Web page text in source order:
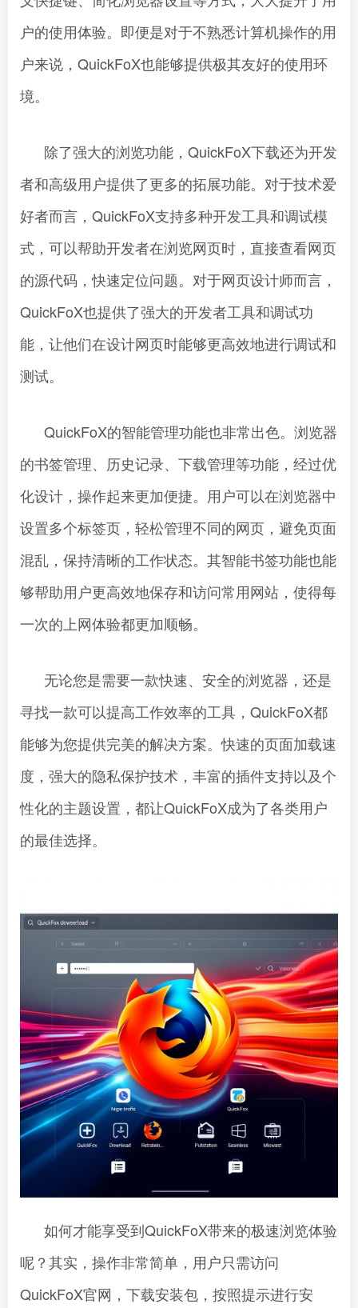
户的使用体验。即便是对于不熟悉计算机操作的用
户来说，QuickFoX也能够提供极其友好的使用环
境。
除了强大的浏览功能，QuickFoX下载还为开发
者和高级用户提供了更多的拓展功能。对于技术爱
好者而言，QuickFoX支持多种开发工具和调试模
式，可以帮助开发者在浏览网页时，直接查看网页
的源代码，快速定位问题。对于网页设计师而言，
QuickFoX也提供了强大的开发者工具和调试功
能，让他们在设计网页时能够更高效地进行调试和
测试。
QuickFoX的智能管理功能也非常出色。浏览器
的书签管理、历史记录、下载管理等功能，经过优
化设计，操作起来更加便捷。用户可以在浏览器中
设置多个标签页，轻松管理不同的网页，避免页面
混乱，保持清晰的工作状态。其智能书签功能也能
够帮助用户更高效地保存和访问常用网站，使得每
一次的上网体验都更加顺畅。
无论您是需要一款快速、安全的浏览器，还是
寻找一款可以提高工作效率的工具，QuickFoX都
能够为您提供完美的解决方案。快速的页面加载速
度，强大的隐私保护技术，丰富的插件支持以及个
性化的主题设置，都让QuickFoX成为了各类用户
的最佳选择。
如何才能享受到QuickFoX带来的极速浏览体验
呢？其实，操作非常简单，用户只需访问
QuickFoX官网，下载安装包，按照提示进行安